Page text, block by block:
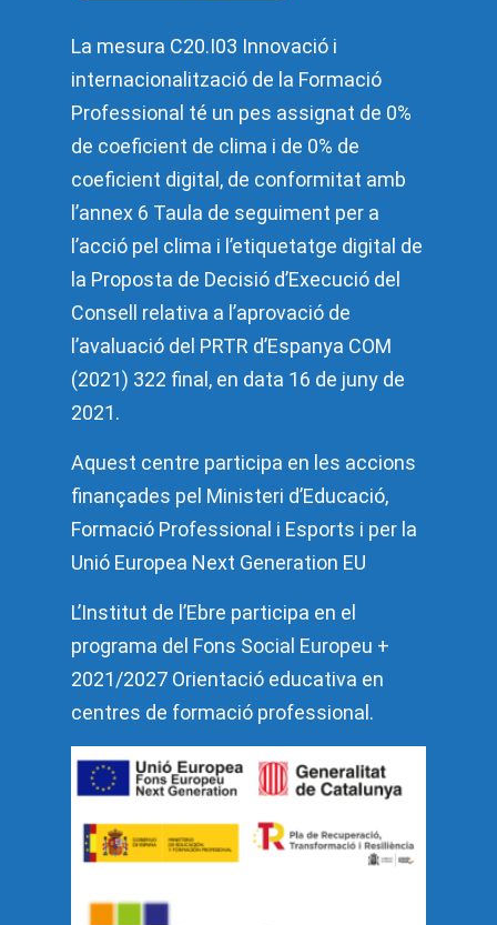
La mesura C20.I03 Innovació i
internacionalització de la Formació
Professional té un pes assignat de 0%
de coeficient de clima i de 0% de
coeficient digital, de conformitat amb
l’annex 6 Taula de seguiment per a
l’acció pel clima i l’etiquetatge digital de
la Proposta de Decisió d’Execució del
Consell relativa a l’aprovació de
l’avaluació del PRTR d’Espanya COM
(2021) 322 final, en data 16 de juny de
2021.
Aquest centre participa en les accions
finançades pel Ministeri d’Educació,
Formació Professional i Esports i per la
Unió Europea Next Generation EU
L’Institut de l’Ebre participa en el
programa del Fons Social Europeu +
2021/2027 Orientació educativa en
centres de formació professional.